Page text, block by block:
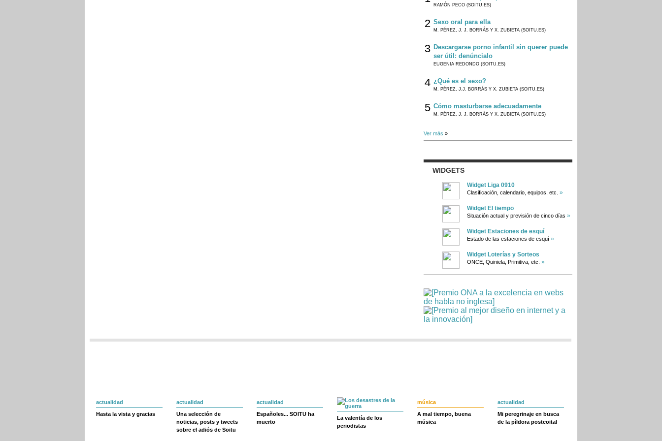
RAMÓN PECO (SOITU.ES)
2 Sexo oral para ella
M. PÉREZ, J. J. BORRÁS Y X. ZUBIETA (SOITU.ES)
3 Descargarse porno infantil sin querer puede
ser útil: denúncialo
EUGENIA REDONDO (SOITU.ES)
4 ¿Qué es el sexo?
M. PÉREZ, J.J. BORRÁS Y X. ZUBIETA (SOITU.ES)
5 Cómo masturbarse adecuadamente
M. PÉREZ, J. J. BORRÁS Y X. ZUBIETA (SOITU.ES)
Ver más »
WIDGETS
Widget Liga 0910
Clasificación, calendario, equipos, etc. »
Widget El tiempo
Situación actual y previsión de cinco días »
Widget Estaciones de esquí
Estado de las estaciones de esquí »
Widget Loterías y Sorteos
ONCE, Quiniela, Primitiva, etc. »
actualidad
Hasta la vista y gracias
actualidad
Una selección de
noticias, posts y tweets
sobre el adiós de Soitu
actualidad
Españoles... SOITU ha
muerto
La valentía de los
periodistas
música
A mal tiempo, buena
música
actualidad
Mi peregrinaje en busca
de la píldora postcoital